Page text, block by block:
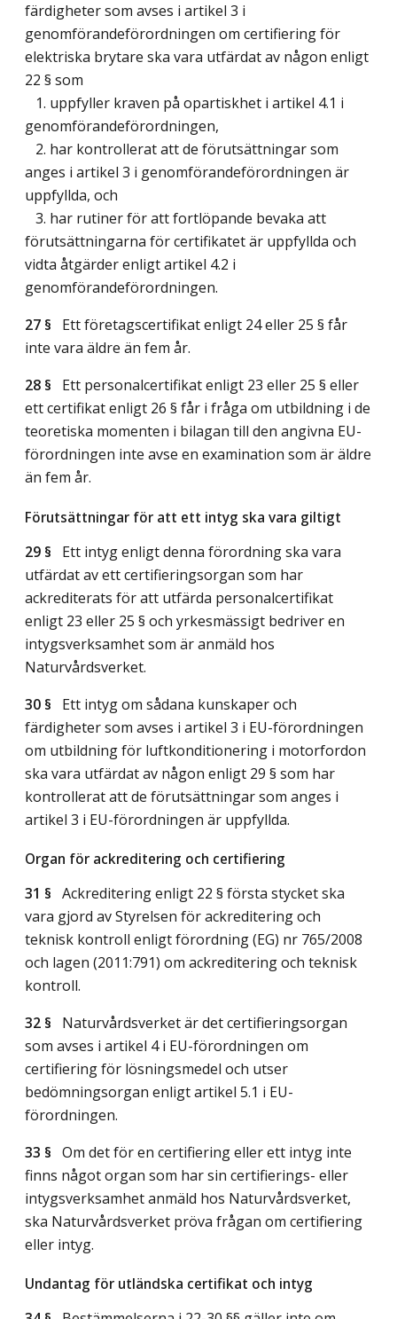
färdigheter som avses i artikel 3 i
genomförandeförordningen om certifiering för
elektriska brytare ska vara utfärdat av någon enligt
22 § som
1. uppfyller kraven på opartiskhet i artikel 4.1 i
genomförandeförordningen,
2. har kontrollerat att de förutsättningar som
anges i artikel 3 i genomförandeförordningen är
uppfyllda, och
3. har rutiner för att fortlöpande bevaka att
förutsättningarna för certifikatet är uppfyllda och
vidta åtgärder enligt artikel 4.2 i
genomförandeförordningen.
27 § Ett företagscertifikat enligt 24 eller 25 § får
inte vara äldre än fem år.
28 § Ett personalcertifikat enligt 23 eller 25 § eller
ett certifikat enligt 26 § får i fråga om utbildning i de
teoretiska momenten i bilagan till den angivna EU-
förordningen inte avse en examination som är äldre
än fem år.
Förutsättningar för att ett intyg ska vara giltigt
29 § Ett intyg enligt denna förordning ska vara
utfärdat av ett certifieringsorgan som har
ackrediterats för att utfärda personalcertifikat
enligt 23 eller 25 § och yrkesmässigt bedriver en
intygsverksamhet som är anmäld hos
Naturvårdsverket.
30 § Ett intyg om sådana kunskaper och
färdigheter som avses i artikel 3 i EU-förordningen
om utbildning för luftkonditionering i motorfordon
ska vara utfärdat av någon enligt 29 § som har
kontrollerat att de förutsättningar som anges i
artikel 3 i EU-förordningen är uppfyllda.
Organ för ackreditering och certifiering
31 § Ackreditering enligt 22 § första stycket ska
vara gjord av Styrelsen för ackreditering och
teknisk kontroll enligt förordning (EG) nr 765/2008
och lagen (2011:791) om ackreditering och teknisk
kontroll.
32 § Naturvårdsverket är det certifieringsorgan
som avses i artikel 4 i EU-förordningen om
certifiering för lösningsmedel och utser
bedömningsorgan enligt artikel 5.1 i EU-
förordningen.
33 § Om det för en certifiering eller ett intyg inte
finns något organ som har sin certifierings- eller
intygsverksamhet anmäld hos Naturvårdsverket,
ska Naturvårdsverket pröva frågan om certifiering
eller intyg.
Undantag för utländska certifikat och intyg